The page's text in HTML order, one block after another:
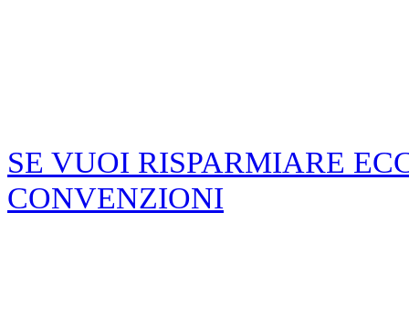
SE VUOI RISPARMIARE
CONVENZIONI